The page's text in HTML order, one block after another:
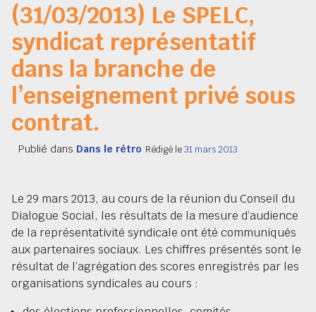
(31/03/2013) Le SPELC,
syndicat représentatif
dans la branche de
l’enseignement privé sous
contrat.
Publié dans Dans le rétro Rédigé le31 mars 2013
Le 29 mars 2013, au cours de la réunion du Conseil du
Dialogue Social, les résultats de la mesure d’audience
de la représentativité syndicale ont été communiqués
aux partenaires sociaux. Les chiffres présentés sont le
résultat de l’agrégation des scores enregistrés par les
organisations syndicales au cours :